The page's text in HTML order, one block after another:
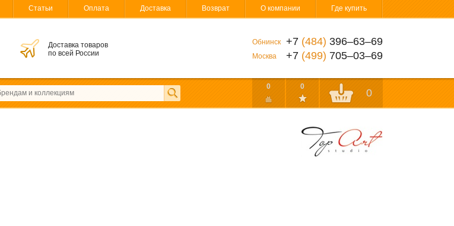
Статьи Оплата Доставка Возврат О компании Где купить
Доставка товаров
по всей России
Обнинск +7 (484) 396‒63‒69
Москва +7 (499) 705‒03‒69
0 0
0